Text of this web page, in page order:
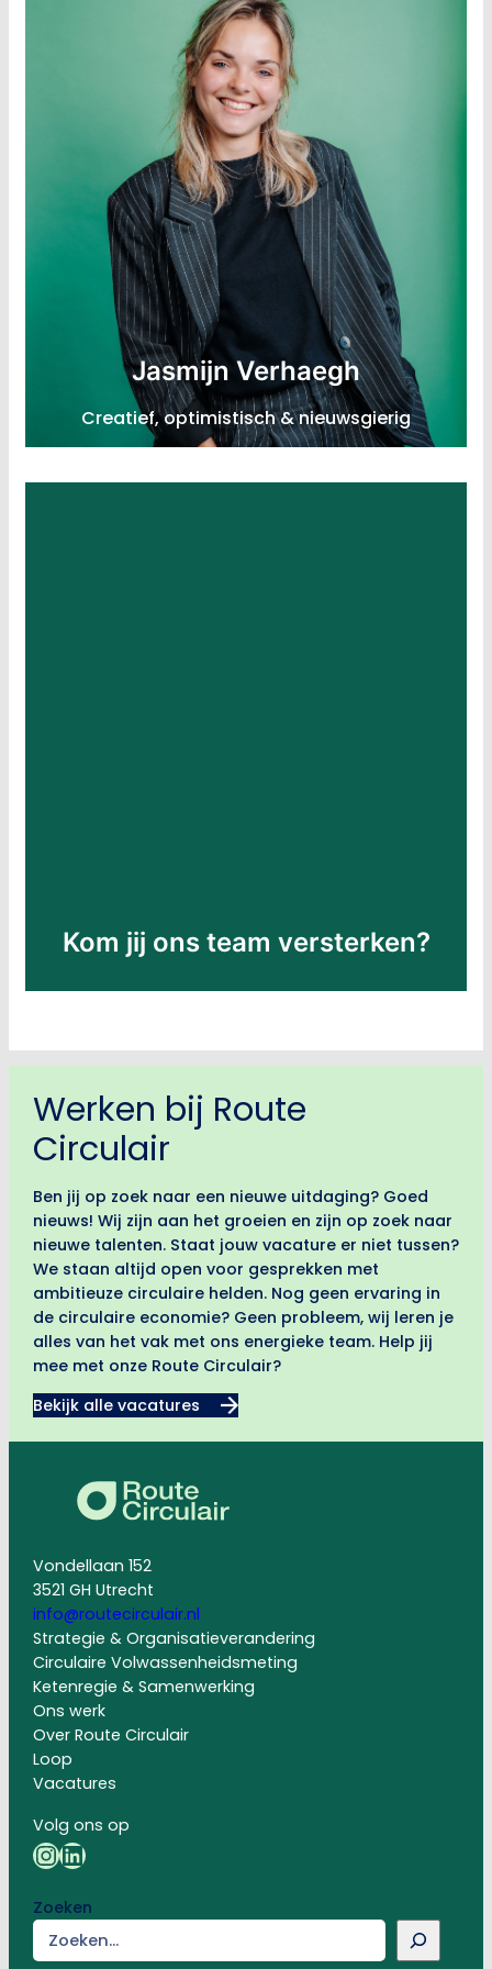
Jasmijn Verhaegh
Creatief, optimistisch & nieuwsgierig
Consultant Strategie
Expertise: Agri / food sector, textielsector,
ondernemerschap
LinkedIn
Kom jij ons team versterken?
Werken bij Route
Circulair
Ben jij op zoek naar een nieuwe uitdaging? Goed
nieuws! Wij zijn aan het groeien en zijn op zoek naar
nieuwe talenten. Staat jouw vacature er niet tussen?
We staan altijd open voor gesprekken met
ambitieuze circulaire helden. Nog geen ervaring in
de circulaire economie? Geen probleem, wij leren je
alles van het vak met ons energieke team. Help jij
mee met onze Route Circulair?
Bekijk alle vacatures
Vondellaan 152
3521 GH Utrecht
info@routecirculair.nl
Strategie & Organisatieverandering
Circulaire Volwassenheidsmeting
Ketenregie & Samenwerking
Ons werk
Over Route Circulair
Loop
Vacatures
Volg ons op
Instagram
LinkedIn
Zoeken